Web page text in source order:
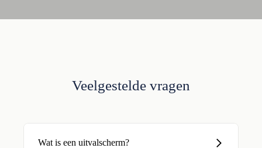
Veelgestelde vragen
Wat is een uitvalscherm?